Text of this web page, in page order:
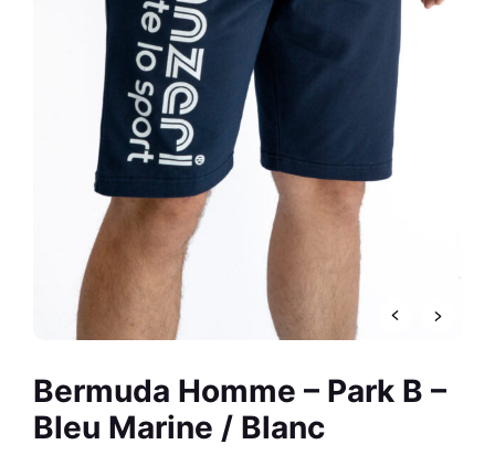
Bermuda Homme - Park B -
Noir / France
56,00 AJOUTER
Bermuda Homme – Park B –
Bleu Marine / Blanc